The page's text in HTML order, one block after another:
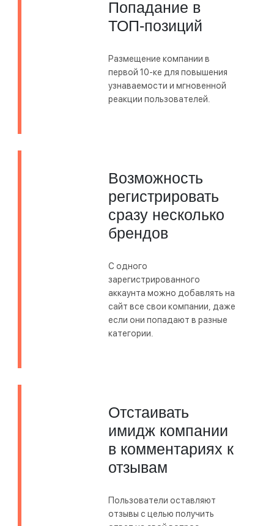
Попадание в
ТОП-позиций
Размещение компании в
первой 10-ке для повышения
узнаваемости и мгновенной
реакции пользователей.
Возможность
регистрировать
сразу несколько
брендов
С одного
зарегистрированного
аккаунта можно добавлять на
сайт все свои компании, даже
если они попадают в разные
категории.
Отстаивать
имидж компании
в комментариях к
отзывам
Пользователи оставляют
отзывы с целью получить